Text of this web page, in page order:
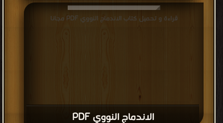
الاندماج النووي PDF
قراءة و تحميل كتاب الاندماج النووي PDF مجانا